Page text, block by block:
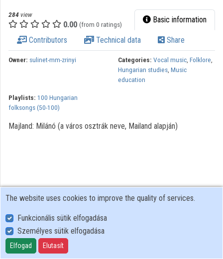
284 view
0.00 (from 0 ratings) Basic information
Contributors Technical data Share
Owner: sulinet-mm-zrinyi Categories: Vocal music, Folklore,
Hungarian studies, Music
education
Playlists: 100 Hungarian
folksongs (50-100)
Majland: Milánó (a város osztrák neve, Mailand alapján)
User Policy
Adatkezelési tájékoztató (en)
Cookie Policy
The website uses cookies to improve the quality of services.
Funkcionális sütik elfogadása
Személyes sütik elfogadása
Elfogad Elutasít